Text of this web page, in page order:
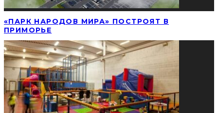
«ПАРК НАРОДОВ МИРА» ПОСТРОЯТ В
ПРИМОРЬЕ